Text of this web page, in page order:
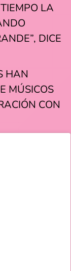
LA
DICE
HAN
MÚSICOS
CON